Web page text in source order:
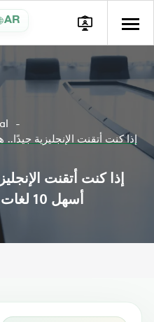
AR
إذا كنت أتقنت
أسهل 10 لغات يمكنك تعلمها